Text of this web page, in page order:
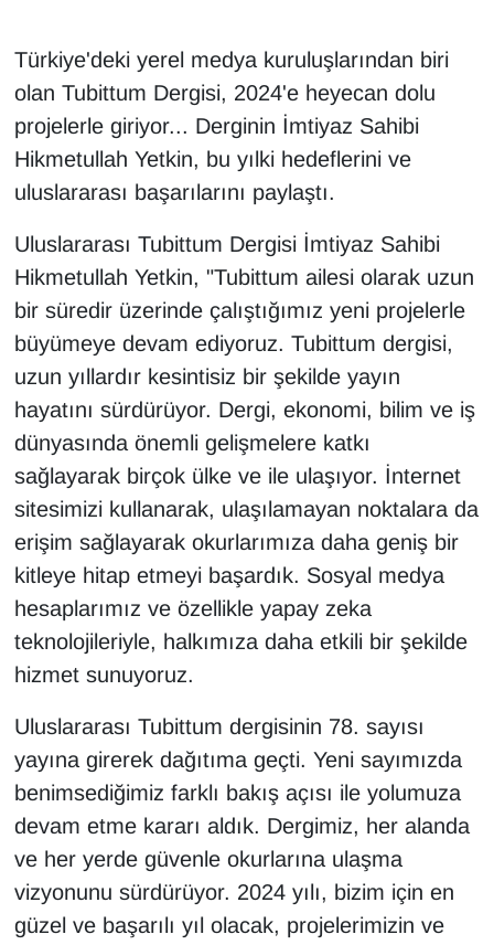
Türkiye'deki yerel medya kuruluşlarından biri
olan Tubittum Dergisi, 2024'e heyecan dolu
projelerle giriyor... Derginin İmtiyaz Sahibi
Hikmetullah Yetkin, bu yılki hedeflerini ve
uluslararası başarılarını paylaştı.
Uluslararası Tubittum Dergisi İmtiyaz Sahibi
Hikmetullah Yetkin, "Tubittum ailesi olarak uzun
bir süredir üzerinde çalıştığımız yeni projelerle
büyümeye devam ediyoruz. Tubittum dergisi,
uzun yıllardır kesintisiz bir şekilde yayın
hayatını sürdürüyor. Dergi, ekonomi, bilim ve iş
dünyasında önemli gelişmelere katkı
sağlayarak birçok ülke ve ile ulaşıyor. İnternet
sitesimizi kullanarak, ulaşılamayan noktalara da
erişim sağlayarak okurlarımıza daha geniş bir
kitleye hitap etmeyi başardık. Sosyal medya
hesaplarımız ve özellikle yapay zeka
teknolojileriyle, halkımıza daha etkili bir şekilde
hizmet sunuyoruz.
Uluslararası Tubittum dergisinin 78. sayısı
yayına girerek dağıtıma geçti. Yeni sayımızda
benimsediğimiz farklı bakış açısı ile yolumuza
devam etme kararı aldık. Dergimiz, her alanda
ve her yerde güvenle okurlarına ulaşma
vizyonunu sürdürüyor. 2024 yılı, bizim için en
güzel ve başarılı yıl olacak, projelerimizin ve
HABERDE İNSAN
İngilizce
Kadın
Kamu Alımları
Kim Kimdir?
Kültür & Sanat
KURDÎ
MAGAZİN
MEDYA
ONE EKONOMİ
POLİTİKA
RÖPORTAJ
SAĞLIK
Seri İlan
Sinema - TV